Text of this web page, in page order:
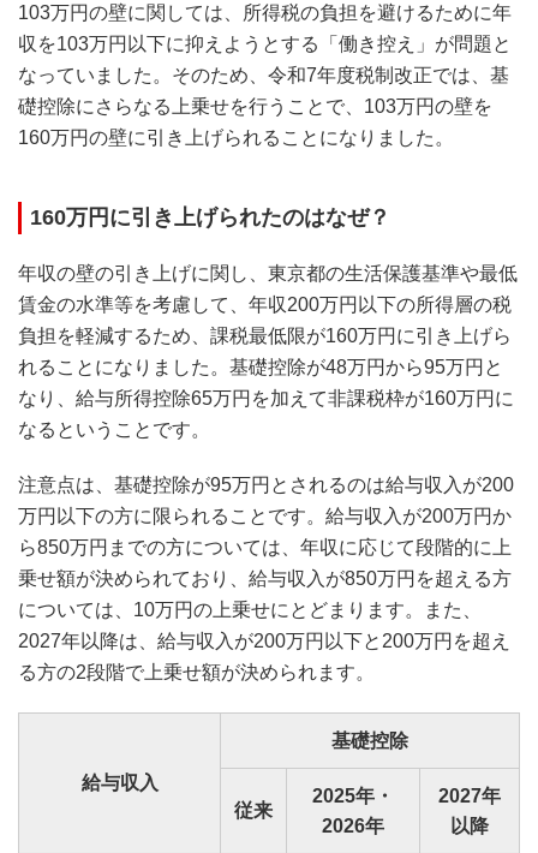
103万円の壁に関しては、所得税の負担を避けるために年
収を103万円以下に抑えようとする「働き控え」が問題と
なっていました。そのため、令和7年度税制改正では、基
礎控除にさらなる上乗せを行うことで、103万円の壁を
160万円の壁に引き上げられることになりました。
160万円に引き上げられたのはなぜ？
年収の壁の引き上げに関し、東京都の生活保護基準や最低
賃金の水準等を考慮して、年収200万円以下の所得層の税
負担を軽減するため、課税最低限が160万円に引き上げら
れることになりました。基礎控除が48万円から95万円と
なり、給与所得控除65万円を加えて非課税枠が160万円に
なるということです。
注意点は、基礎控除が95万円とされるのは給与収入が200
万円以下の方に限られることです。給与収入が200万円か
ら850万円までの方については、年収に応じて段階的に上
乗せ額が決められており、給与収入が850万円を超える方
については、10万円の上乗せにとどまります。また、
2027年以降は、給与収入が200万円以下と200万円を超え
る方の2段階で上乗せ額が決められます。
給与収入
基礎控除
従来
2025年・
2026年
2027年
以降